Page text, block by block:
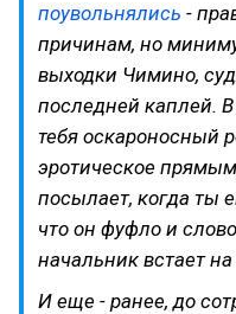
поувольнялись -
причинам, но
выходки Чимино,
последней каплей.
тебя оскароносный
эротическое
посылает, когда ты
что он фуфло и
начальник встает
И еще - ранее, до